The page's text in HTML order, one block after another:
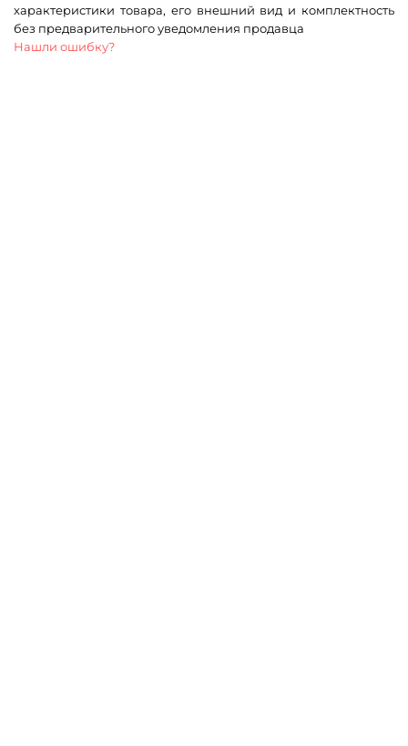
характеристики товара, его внешний вид и комплектность
без предварительного уведомления продавца
Нашли ошибку?